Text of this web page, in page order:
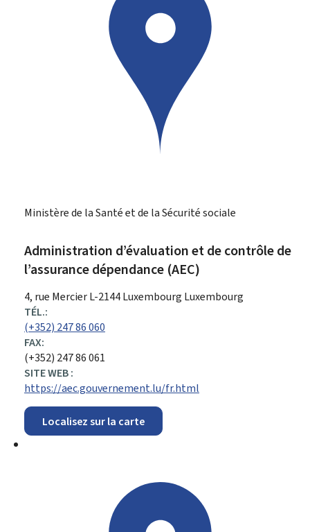
Ministère de la Santé et de la Sécurité sociale
Administration d’évaluation et de contrôle de
l’assurance dépendance (AEC)
ADRESSE
:
4, rue MercierL-2144Luxembourg Luxembourg
TÉL.:
(+352) 247 86 060
FAX:
(+352) 247 86 061
SITE WEB :
https://aec.gouvernement.lu/fr.html
Localisez sur la carte